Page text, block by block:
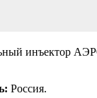
инъектор
Россия.